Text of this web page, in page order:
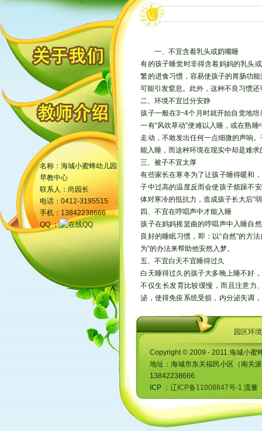
园区环境
一、不宜含着乳头或奶嘴睡
有的孩子睡觉时非得含着妈妈的乳头
繁的进食习惯，容易使孩子的胃肠功
可能引发窒息。此外，这种不良习惯
二、环境不宜过分安静
孩子一般在3~4个月时就开始自觉地
一有“风吹草动”便难以入睡，或在熟
走动，不敢发出任何一点细微的声响
能入睡，而这种环境在现实中却是难求
三、被子不宜太厚
有些家长在寒冬为了让孩子睡得暖和
子中过高的温度反而会使孩子烦躁不
体对寒冷的抵抗力，造成孩子长大后“
四、不宜在哼唱声中才能入睡
孩子在妈妈摇篮曲的哼唱声中入睡自
良好的睡眠习惯，即：以“自然”的方
为”的办法来帮助他安然入梦。
五、不宜白天不宜睡得过久
白天睡得过久的孩子大多晚上睡不好
不仅生长发育比较缓慢，而且注意力
泌，使得免疫系统受损，内分泌失调
六、不宜不宜经常更换照看人
有的家庭因为大人工作忙，而不
姆……殊不知，对不足半岁的孩子来说
七、不宜不宜睡得太晚
占相当比例的婴幼儿之所以睡得
孩子平均少1个小时，首要原因之一
种“行为性失眠”便由此发生，具体表
表明，在行为问题上，夜间晚睡的孩
八、不宜在睡前对孩子过分“在旁
在让孩子感到十分舒服的“睡前仪
Copyright © 2009 - 2011 海城小蜜
地址：海城市东关福民小区（南关
13842238666
ICP ： 辽ICP备11008847号-1 流量
名称：海城小蜜蜂幼儿园
早教中心
联系人：尚园长
电话：0412-3195515
手机：13842238666
QQ ：